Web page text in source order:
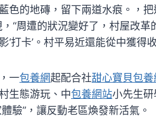
色的地磚，留下兩道水痕。，
“周遭的狀況變好了，村屋改
‘打卡’。村平易近還能從中獲得
一包養網起配合社甜心寶貝包養
生態游玩、中包養網站小先生
驗”，讓反動老區煥發新活氣。